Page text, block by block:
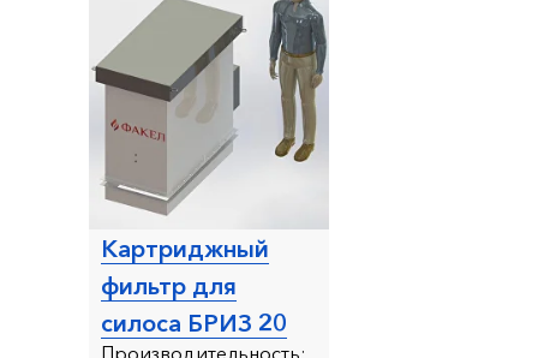
Картриджный
фильтр для
силоса БРИЗ 20